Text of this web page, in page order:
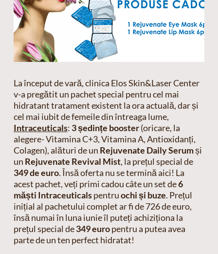
La început de vară, clinica Elos Skin&Laser Center
v-a pregătit un pachet special pentru cel mai
hidratant tratament existent la ora actuală, dar și
cel mai iubit de femeile din întreaga lume,
Intraceuticals: 3 ședințe booster(oricare, la
alegere- Vitamina C+3, Vitamina A, Antioxidanți,
Colagen), alături de un Rejuvenate Daily Serumși
un Rejuvenate Revival Mist, la prețul special de
349 de euro. Însă oferta nu se termină aici! La
acest pachet, veți primi cadou câte un set de6
măști Intraceuticalspentruochi și buze. Prețul
inițial al pachetului complet ar fi de 726 de euro,
însă numai în luna iunie îl puteți achiziționa la
prețul special de349 europentru a putea avea
parte de un ten perfect hidratat!